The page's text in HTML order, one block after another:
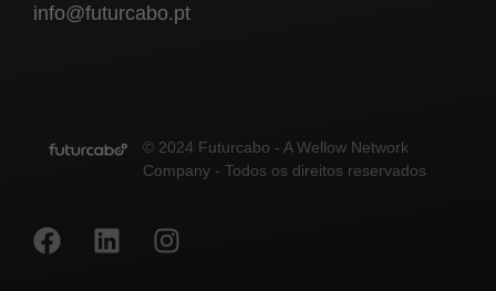
info@futurcabo.pt
© 2024 Futurcabo - A Wellow Network
Company - Todos os direitos reservados